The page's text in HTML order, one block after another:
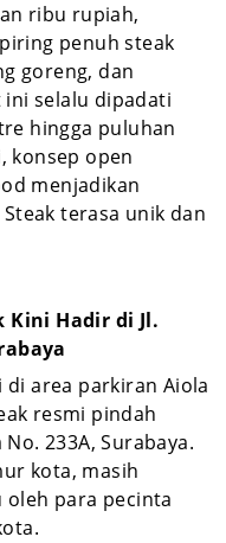
ribu rupiah,
penuh steak
goreng, dan
ini selalu dipadati
hingga puluhan
konsep open
menjadikan
terasa unik dan
Kini Hadir di Jl.
area parkiran Aiola
resmi pindah
233A, Surabaya.
kota, masih
para pecinta